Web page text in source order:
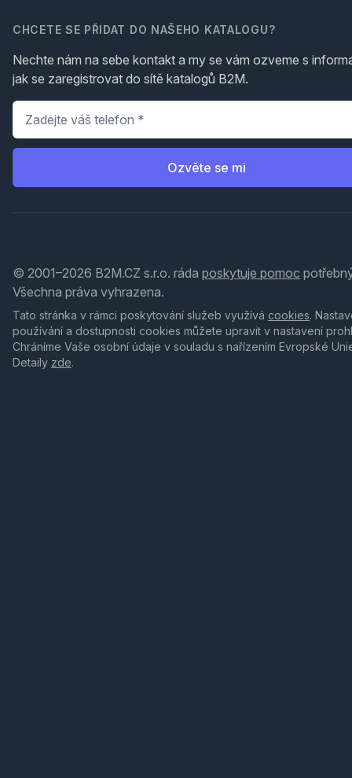
CHCETE SE PŘIDAT DO NAŠEHO KATALOGU?
Nechte nám na sebe kontakt a my se vám ozveme s
jak se zaregistrovat do sítě katalogů B2M.
Telefon
Ozvěte se mi
© 2001–2026 B2M.CZ s.r.o. ráda poskytuje pomoc
Všechna práva vyhrazena.
Tato stránka v rámci poskytování služeb využívá cookies.
používání a dostupnosti cookies můžete upravit v nastavení
Chráníme Vaše osobní údaje v souladu s nařízením Evropské
Detaily zde.